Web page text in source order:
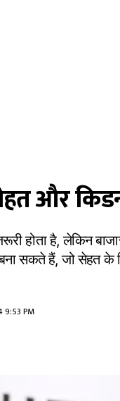
और
होता है, लेकिन
सकते हैं, जो सेहत के
9:53 PM